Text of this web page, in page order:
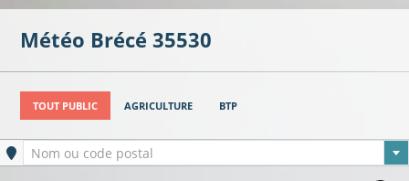
Météo Brécé 35530
TOUT PUBLIC AGRICULTURE BTP
Ville sélectionnée
Nom ou code postal